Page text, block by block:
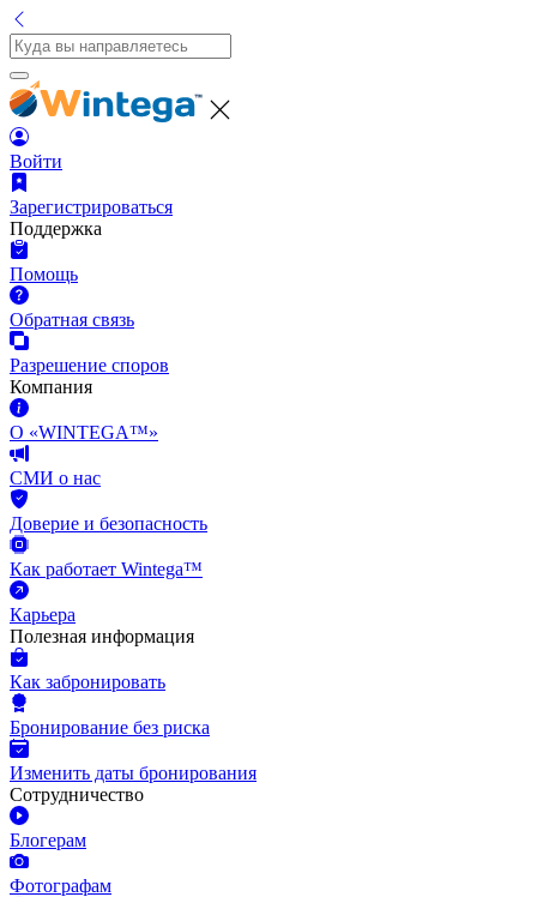
Войти
Зарегистрироваться
Поддержка
Помощь
Обратная связь
Разрешение споров
Компания
О «WINTEGA™»
СМИ о нас
Доверие и безопасность
Как работает Wintega™
Карьера
Полезная информация
Как забронировать
Бронирование без риска
Изменить даты бронирования
Сотрудничество
Блогерам
Фотографам